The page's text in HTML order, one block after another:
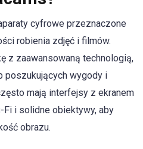
cyfrowe przeznaczone
robienia zdjęć i filmów.
z zaawansowaną technologią,
poszukujących wygody i
mają interfejsy z ekranem
i solidne obiektywy, aby
obrazu.